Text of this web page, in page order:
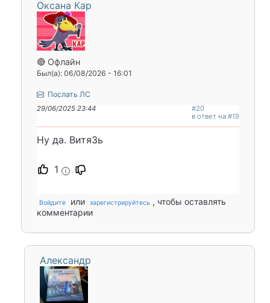
Оксана Кар
🔴 Офлайн
Был(а): 06/08/2026 - 16:01
Послать ЛС
29/06/2025 23:44
#20
в ответ на #19
Ну да. ВитяЗь
1 i
Войдите или зарегистрируйтесь , чтобы оставлять
комментарии
Александр